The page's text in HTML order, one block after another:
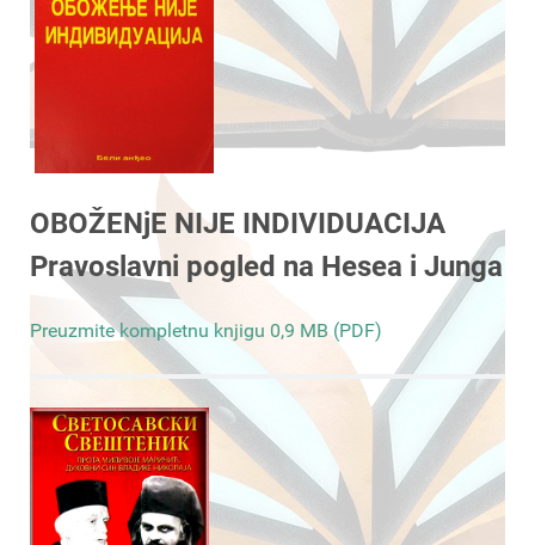
OBOŽENjE NIJE INDIVIDUACIJA
Pravoslavni pogled na Hesea i Junga
Preuzmite kompletnu knjigu 0,9 MB (PDF)